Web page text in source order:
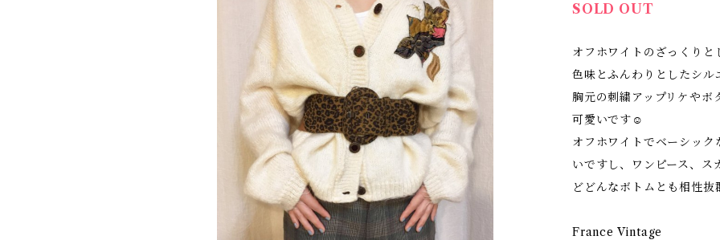
SOLD OUT
オフホワイトのざっくりと
色味とふんわりとしたシル
胸元の刺繍アップリケやボ
可愛いです☺
オフホワイトでベーシッ
いですし、ワンピース、ス
どどんなボトムとも相性
France Vintage